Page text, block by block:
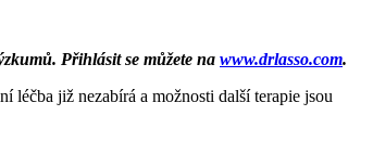
Přihlásit se můžete na www.drlasso.com.
léčba již nezabírá a možnosti další terapie jsou